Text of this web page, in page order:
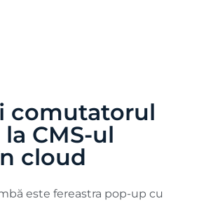
comutatorul
CMS-ul
cloud
este fereastra pop-up cu